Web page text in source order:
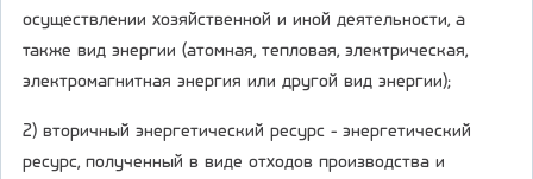
осуществлении хозяйственной и иной деятельности, а
также вид энергии (атомная, тепловая, электрическая,
электромагнитная энергия или другой вид энергии);
2) вторичный энергетический ресурс - энергетический
ресурс, полученный в виде отходов производства и